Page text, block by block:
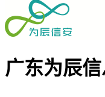
广东为辰